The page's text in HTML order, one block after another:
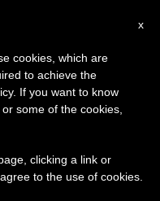
x
cookies, which are
to achieve the
If you want to know
some of the cookies,
clicking a link or
to the use of cookies.